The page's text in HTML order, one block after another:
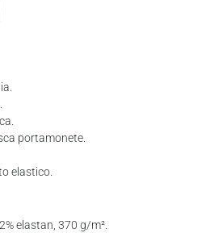
portamonete.
elastico.
elastan, 370 g/m².